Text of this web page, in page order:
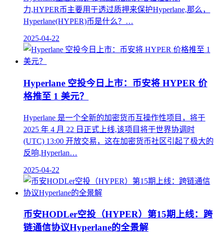
力,HYPER币主要用于透过质押来保护Hyperlane,那么，
Hyperlane(HYPER)币是什么？…
2025-04-22
Hyperlane 空投今日上市：币安将 HYPER 价
格推至 1 美元？
Hyperlane 是一个全新的加密货币互操作性项目，将于
2025 年 4 月 22 日正式上线,该项目将于世界协调时
(UTC) 13:00 开放交易，这在加密货币社区引起了极大的
反响,Hyperlan…
2025-04-22
币安HODLer空投（HYPER）第15期上线：跨
链通信协议Hyperlane的全景解